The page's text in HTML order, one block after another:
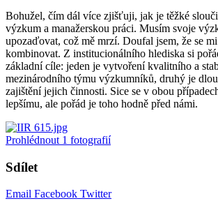
Bohužel, čím dál více zjišťuji, jak je těžké
výzkum a manažerskou práci. Musím svoje
upozaďovat, což mě mrzí. Doufal jsem, že se
kombinovat. Z institucionálního hlediska si
základní cíle: jeden je vytvoření kvalitního a
mezinárodního týmu výzkumníků, druhý je
zajištění jejich činnosti. Sice se v obou
lepšímu, ale pořád je toho hodně před námi.
Prohlédnout 1 fotografií
Sdílet
Email Facebook Twitter